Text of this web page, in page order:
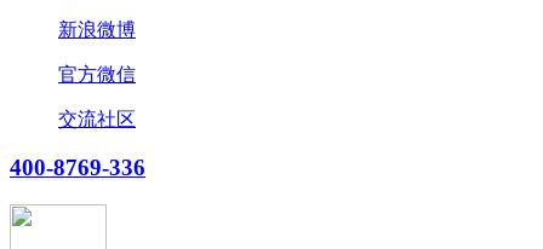
新浪微博
官方微信
交流社区
400-8769-336